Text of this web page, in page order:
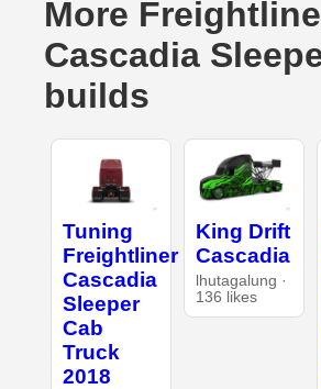
More
Cascadia
builds
Tuning
Freightliner
Cascadia
Sleeper
Cab
Truck
2018
King Drift
Cascadia
lhutagalung ·
136 likes